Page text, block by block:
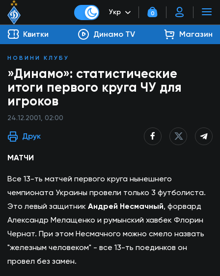
Укр 0
Квитки Динамо TV Магазин
НОВИНИ КЛУБУ
»Динамо»: статистические
итоги первого круга ЧУ для
игроков
24.12.2001, 02:00
Друк
МАТЧИ
Все 13-ть матчей первого круга нынешнего
чемпионата Украины провели только 3 футболиста.
Это левый защитник Андрей Несмачный, форвард
Александр Мелащенко и румынский хавбек Флорин
Чернат. При этом Несмачного можно смело назвать
"железным человеком" - все 13-ть поединков он
провел без замен.